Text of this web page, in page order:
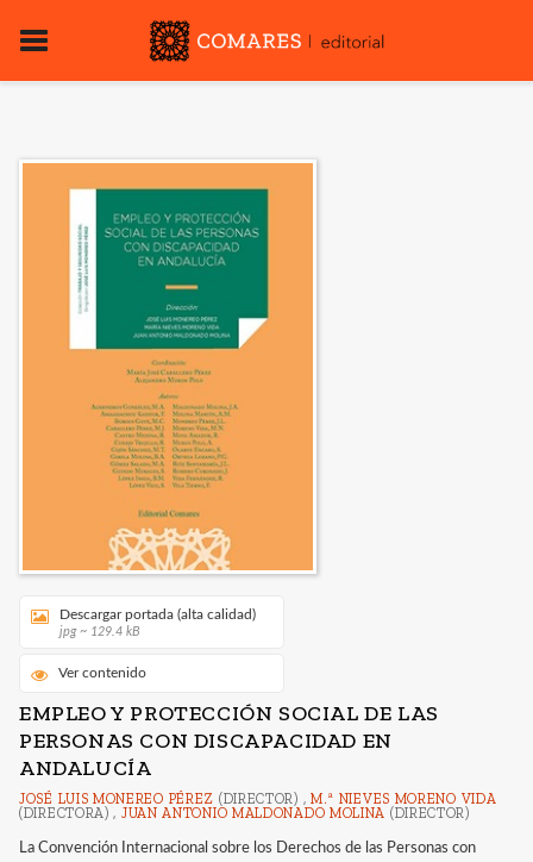
Descargar portada (alta calidad)
jpg ~ 129.4 kB
Ver contenido
EMPLEO Y PROTECCIÓN SOCIAL DE LAS
PERSONAS CON DISCAPACIDAD EN
ANDALUCÍA
JOSÉ LUIS MONEREO PÉREZ (DIRECTOR) , M.ª NIEVES MORENO VIDA
(DIRECTORA) , JUAN ANTONIO MALDONADO MOLINA (DIRECTOR)
La Convención Internacional sobre los Derechos de las Personas con